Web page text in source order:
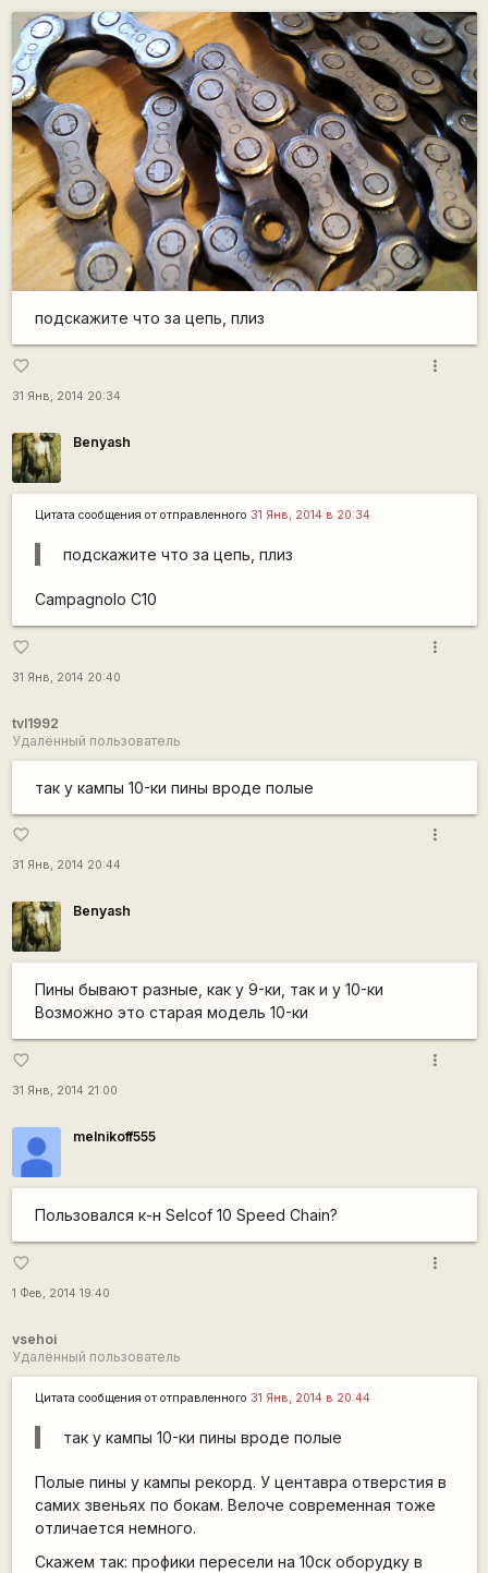
подскажите что за цепь, плиз
favorite_border
31 Янв, 2014 20:34
more_vert
Benyash
Цитата сообщения от отправленного 31 Янв, 2014 в 20:34
подскажите что за цепь, плиз
Campagnolo C10
favorite_border
31 Янв, 2014 20:40
more_vert
tvl1992
Удалённый пользователь
так у кампы 10-ки пины вроде полые
favorite_border
31 Янв, 2014 20:44
more_vert
Benyash
Пины бывают разные, как у 9-ки, так и у 10-ки
Возможно это старая модель 10-ки
favorite_border
31 Янв, 2014 21:00
more_vert
melnikoff555
Пользовался к-н Selcof 10 Speed Chain?
favorite_border
1 Фев, 2014 19:40
more_vert
vsehoi
Удалённый пользователь
Цитата сообщения от отправленного 31 Янв, 2014 в 20:44
так у кампы 10-ки пины вроде полые
Полые пины у кампы рекорд. У центавра отверстия в
самих звеньях по бокам. Велоче современная тоже
отличается немного.
Скажем так: профики пересели на 10ск оборудку в